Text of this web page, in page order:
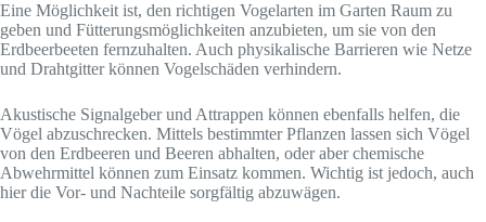
Eine Möglichkeit ist, den richtigen Vogelarten im Garten Raum zu
geben und Fütterungsmöglichkeiten anzubieten, um sie von den
Erdbeerbeeten fernzuhalten. Auch physikalische Barrieren wie Netze
und Drahtgitter können Vogelschäden verhindern.
Akustische Signalgeber und Attrappen können ebenfalls helfen, die
Vögel abzuschrecken. Mittels bestimmter Pflanzen lassen sich Vögel
von den Erdbeeren und Beeren abhalten, oder aber chemische
Abwehrmittel können zum Einsatz kommen. Wichtig ist jedoch, auch
hier die Vor- und Nachteile sorgfältig abzuwägen.